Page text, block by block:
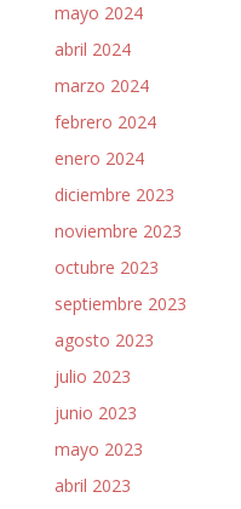
mayo 2024
abril 2024
marzo 2024
febrero 2024
enero 2024
diciembre 2023
noviembre 2023
octubre 2023
septiembre 2023
agosto 2023
julio 2023
junio 2023
mayo 2023
abril 2023